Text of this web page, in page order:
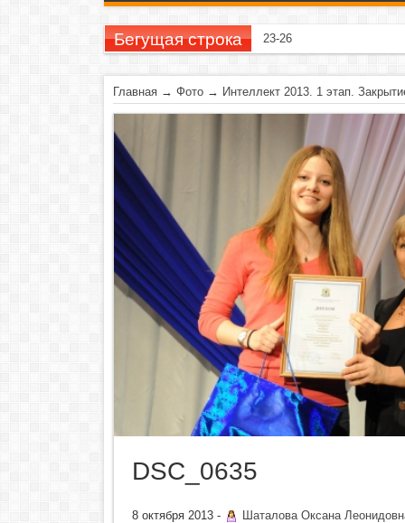
Бегущая строка 23-26 ноября 2020 г
Главная → Фото → Интеллект 2013. 1 этап.
DSC_0635
8 октября 2013 - Шаталова Оксана